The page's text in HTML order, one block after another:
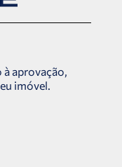
aprovação,
imóvel.